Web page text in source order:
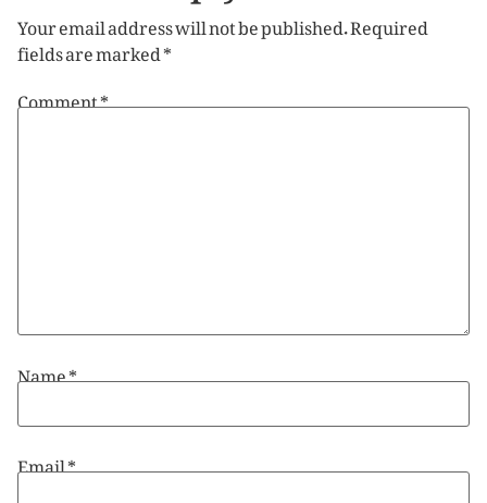
Your email address will not be published.Required
fields are marked*
Comment*
Name*
Email*